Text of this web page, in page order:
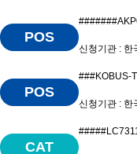
POS
신청기관 : 한
POS
###KOBUS-
신청기관 : 한
CAT